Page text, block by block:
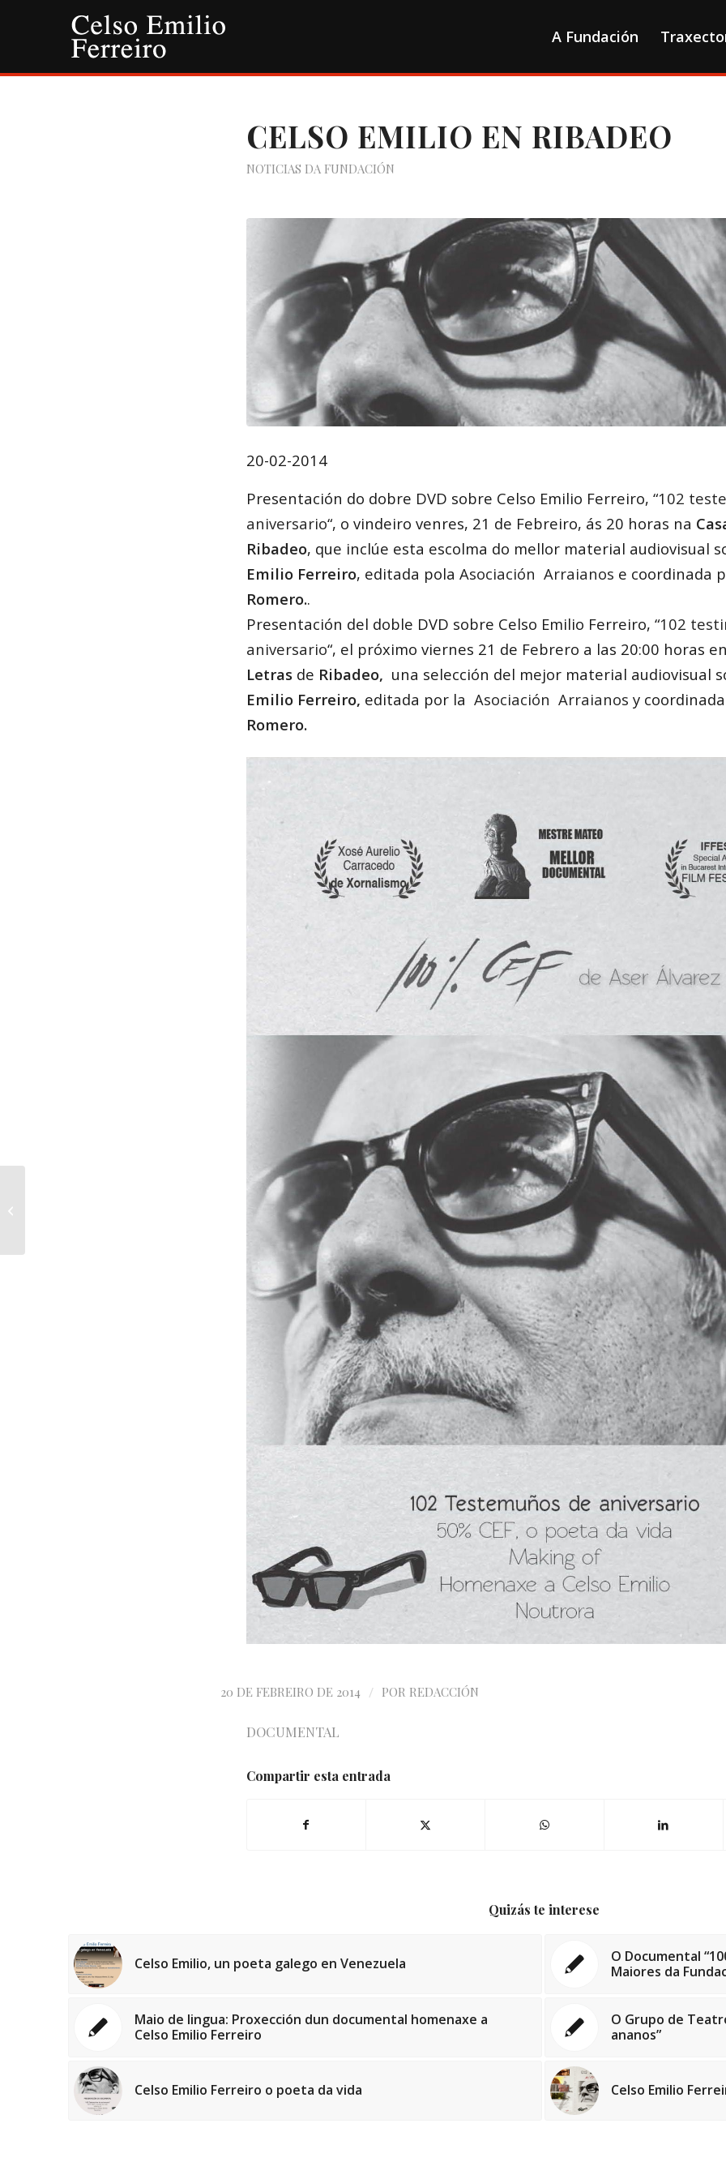
A Fundación
CELSO EMILIO EN RIBADEO
NOTICIAS DA FUNDACIÓN
20-02-2014
Presentación do dobre DVD sobre Celso Emilio Ferreiro, “102
aniversario“, o vindeiro venres, 21 de Febreiro, ás 20 horas na
Ribadeo, que inclúe esta escolma do mellor material audiovisual
Emilio Ferreiro, editada pola Asociación Arraianos e coordinada
Romero..
Presentación del doble DVD sobre Celso Emilio Ferreiro, “102
aniversario“, el próximo viernes 21 de Febrero a las 20:00 horas
Letras de Ribadeo, una selección del mejor material audiovisual
Emilio Ferreiro, editada por la Asociación Arraianos y
Romero.
20 DE FEBREIRO DE 2014 / POR REDACCIÓN
DOCUMENTAL
Compartir esta entrada
Quizás te interese
Celso Emilio, un poeta galego en Venezuela
O Documental
Maiores da
Maio de lingua: Proxección dun documental homenaxe a
Celso Emilio Ferreiro
O Grupo de
ananos”
Celso Emilio Ferreiro o poeta da vida Celso Emilio